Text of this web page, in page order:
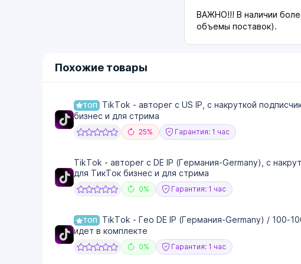
ВАЖНО!!! В наличии
объемы поставок).
Похожие товары
ТОП
TikTok - авторег с US IP, с накруткой
бизнес и для стрима
25% Гарантия: 1 час
TikTok - авторег с DE IP (Германия-Germany), с
для ТикТок бизнес и для стрима
0% Гарантия: 1 час
ТОП
TikTok - Гео DE IP (Германия-Germany) / 100-
идет в комплекте
0% Гарантия: 1 час